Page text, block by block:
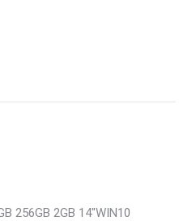
256GB 2GB 14″WIN10